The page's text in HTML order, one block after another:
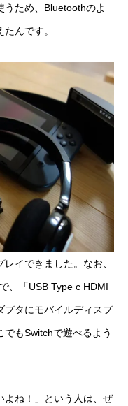
うため、Bluetoothのよ
んです。
イできました。なお、
、「USB Type c HDMI
プタにモバイルディスプ
もSwitchで遊べるよう
よね！」という人は、ぜ